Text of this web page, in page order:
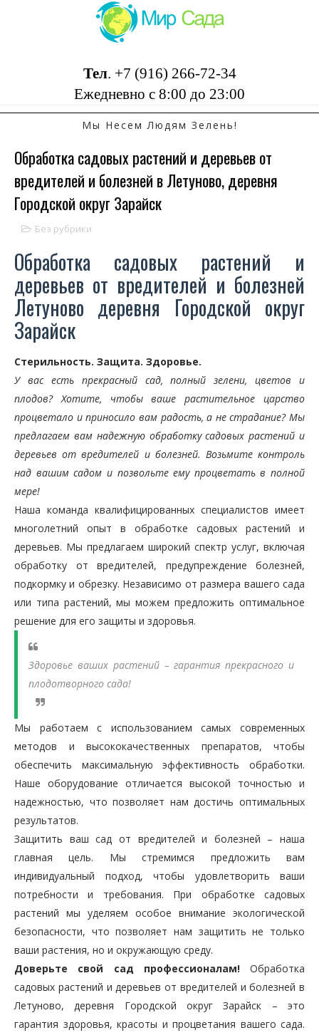
Тел. +7 (916) 266-72-34
Ежедневно с 8:00 до 23:00
Мы Несем Людям Зелень!
Обработка садовых растений и деревьев от
вредителей и болезней в Летуново, деревня
Городской округ Зарайск
Без рубрики
Обработка садовых растений и
деревьев от вредителей и болезней
Летуново деревня Городской округ
Зарайск
Стерильность. Защита. Здоровье.
У вас есть прекрасный сад, полный зелени, цветов и
плодов? Хотите, чтобы ваше растительное царство
процветало и приносило вам радость, а не страдание? Мы
предлагаем вам надежную обработку садовых растений и
деревьев от вредителей и болезней. Возьмите контроль
над вашим садом и позвольте ему процветать в полной
мере!
Наша команда квалифицированных специалистов имеет
многолетний опыт в обработке садовых растений и
деревьев. Мы предлагаем широкий спектр услуг, включая
обработку от вредителей, предупреждение болезней,
подкормку и обрезку. Независимо от размера вашего сада
или типа растений, мы можем предложить оптимальное
решение для его защиты и здоровья.
Здоровье ваших растений – гарантия прекрасного и
плодотворного сада!
Мы работаем с использованием самых современных
методов и высококачественных препаратов, чтобы
обеспечить максимальную эффективность обработки.
Наше оборудование отличается высокой точностью и
надежностью, что позволяет нам достичь оптимальных
результатов.
Защитить ваш сад от вредителей и болезней – наша
главная цель. Мы стремимся предложить вам
индивидуальный подход, чтобы удовлетворить ваши
потребности и требования. При обработке садовых
растений мы уделяем особое внимание экологической
безопасности, что позволяет нам защитить не только
ваши растения, но и окружающую среду.
Доверьте свой сад профессионалам!Обработка
садовых растений и деревьев от вредителей и болезней в
Летуново, деревня Городской округ Зарайск – это
гарантия здоровья, красоты и процветания вашего сада.